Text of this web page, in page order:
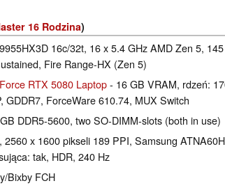
16 Rodzina)
16c/32t, 16 x 5.4 GHz AMD Zen 5,
Fire Range-HX (Zen 5)
RTX 5080 Laptop- 16 GB VRAM, rdzeń:
GDDR7, ForceWare 610.74, MUX Switch
DDR5-5600, two SO-DIMM-slots (both in use)
2560 x 1600 pikseli 189 PPI, Samsung
tak, HDR, 240 Hz
Bixby FCH